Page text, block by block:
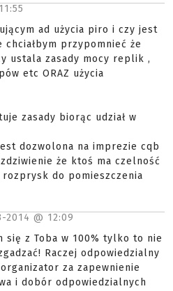
11:55
ad użycia piro i czy jest
przypomnieć że
ustala zasady mocy replik ,
etc ORAZ użycia
zasady biorąc udział w
dozwolona na imprezie cqb
że ktoś ma czelność
rozprysk do pomieszczenia
2014 @ 12:09
się z Toba w 100% tylko to nie
Raczej odpowiedzialny
za zapewnienie
i dobór odpowiedzialnych